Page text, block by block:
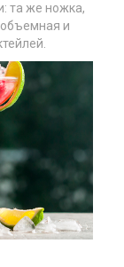
та же ножка,
и